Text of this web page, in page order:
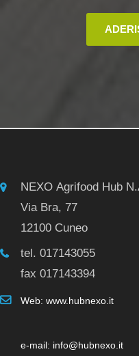
NEXO Agrifood Hub
Via Bra, 77
12100 Cuneo
tel. 017143055
fax 017143394
Web: www.hubnexo.it
e-mail: info@hubnexo.it